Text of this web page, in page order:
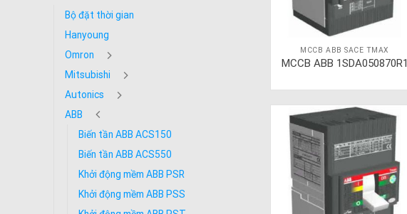
Bộ đặt thời gian
Hanyoung
Omron
Mitsubishi
Autonics
ABB
Biến tần ABB ACS150
Biến tần ABB ACS550
Khởi động mềm ABB PSR
Khởi động mềm ABB PSS
MCCB ABB SACE TMAX
MCCB ABB 1SDA050870R1